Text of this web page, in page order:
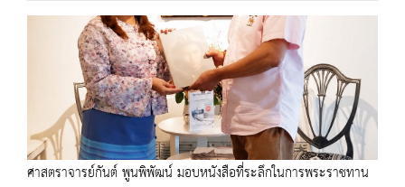
ศาสตราจารย์กันต์ พูนพิพัฒน์ มอบหนังสือที่ระลึกในการพระราชทาน